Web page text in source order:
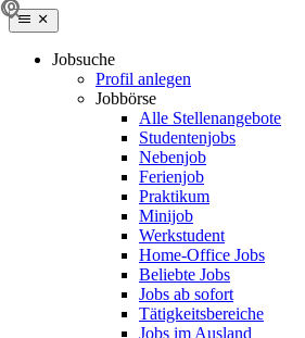
Jobsuche
Profil anlegen
Jobbörse
Alle Stellenangebote
Studentenjobs
Nebenjob
Ferienjob
Praktikum
Minijob
Werkstudent
Home-Office Jobs
Beliebte Jobs
Jobs ab sofort
Tätigkeitsbereiche
Jobs im Ausland